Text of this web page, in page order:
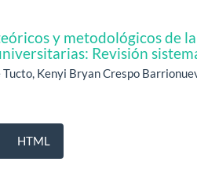
y metodológicos de
Revisión
Kenyi Bryan Crespo
HTML